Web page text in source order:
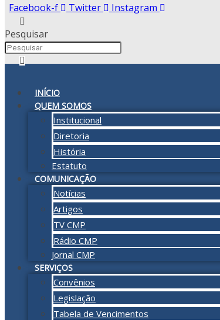
Facebook-f Twitter Instagram
Pesquisar
INÍCIO
QUEM SOMOS
Institucional
Diretoria
História
Estatuto
COMUNICAÇÃO
Notícias
Artigos
TV CMP
Rádio CMP
Jornal CMP
SERVIÇOS
Convênios
Legislação
Tabela de Vencimentos